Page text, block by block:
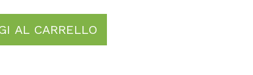
AL CARRELLO